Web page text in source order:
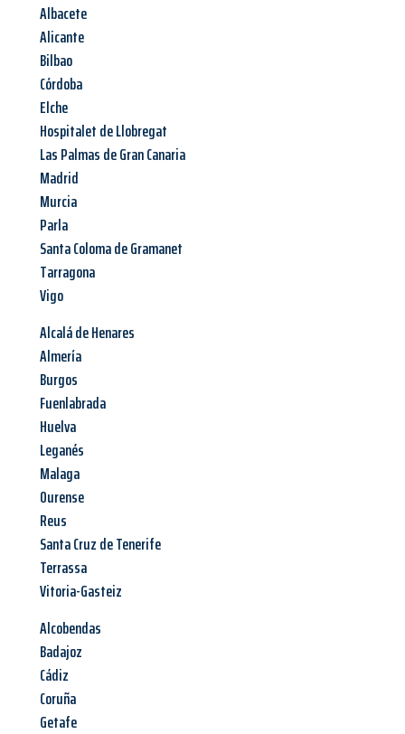
Albacete
Alicante
Bilbao
Córdoba
Elche
Hospitalet de Llobregat
Las Palmas de Gran Canaria
Madrid
Murcia
Parla
Santa Coloma de Gramanet
Tarragona
Vigo
Alcalá de Henares
Almería
Burgos
Fuenlabrada
Huelva
Leganés
Malaga
Ourense
Reus
Santa Cruz de Tenerife
Terrassa
Vitoria-Gasteiz
Alcobendas
Badajoz
Cádiz
Coruña
Getafe